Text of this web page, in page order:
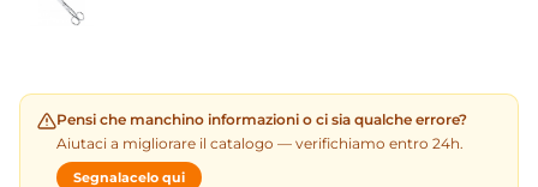
Pensi che manchino informazioni o ci sia qualche errore?
Aiutaci a migliorare il catalogo — verifichiamo entro 24h.
Segnalacelo qui